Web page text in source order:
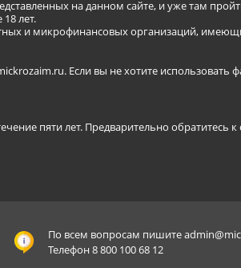
на данном сайте, и уже там
лет.
и микрофинансовых организаций,
Если вы не хотите использовать
пяти лет. Предварительно обратитесь к
По всем вопросам пишите
Телефон 8 800 100 68 12